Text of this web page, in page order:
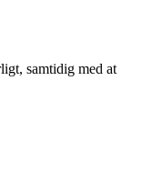
samtidig med at